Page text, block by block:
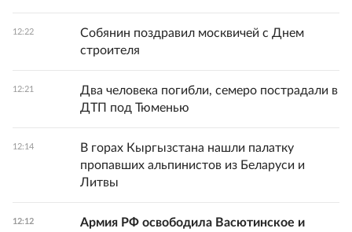
12:22
Собянин поздравил москвичей с Днем
строителя
12:21
Два человека погибли, семеро пострадали в
ДТП под Тюменью
12:14
В горах Кыргызстана нашли палатку
пропавших альпинистов из Беларуси и
Литвы
12:12
Армия РФ освободила Васютинское и